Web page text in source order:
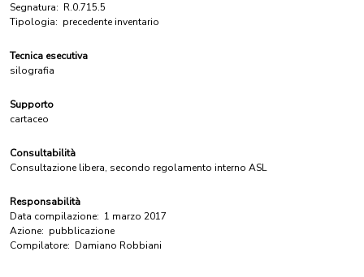
Segnatura: R.0.715.5
Tipologia: precedente inventario
Tecnica esecutiva
silografia
Supporto
cartaceo
Consultabilità
Consultazione libera, secondo regolamento interno ASL
Responsabilità
Data compilazione: 1 marzo 2017
Azione: pubblicazione
Compilatore: Damiano Robbiani